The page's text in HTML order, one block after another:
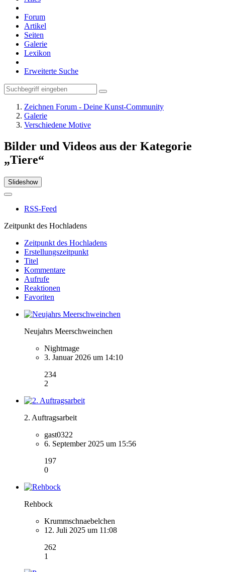
Forum
Artikel
Seiten
Galerie
Lexikon
Erweiterte Suche
Zeichnen Forum - Deine Kunst-Community
Galerie
Verschiedene Motive
Bilder und Videos aus der Kategorie
„Tiere“
Slideshow
RSS-Feed
Zeitpunkt des Hochladens
Zeitpunkt des Hochladens
Erstellungszeitpunkt
Titel
Kommentare
Aufrufe
Reaktionen
Favoriten
Neujahrs Meerschweinchen
Nightmage
3. Januar 2026 um 14:10
234
2
2. Auftragsarbeit
gast0322
6. September 2025 um 15:56
197
0
Rehbock
Krummschnaebelchen
12. Juli 2025 um 11:08
262
1